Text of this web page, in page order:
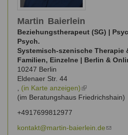
Martin Baierlein
Beziehungstherapeut (SG) |
Psych.
Systemisch-szenische Therapie
Familien, Einzelne | Berlin &
10247 Berlin
Eldenaer Str. 44
, (in Karte anzeigen)(link
is
(im Beratungshaus Friedrichshain)
+4917699812977
kontakt@martin-baierlein.de(link